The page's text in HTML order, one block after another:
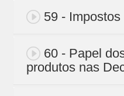
59 - Impostos
60 - Papel
produtos nas